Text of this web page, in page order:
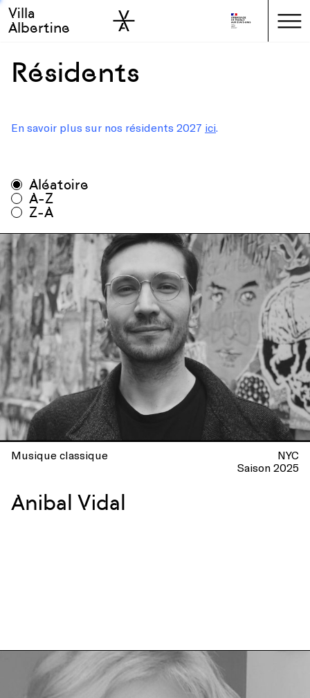
Skip to main
Skip to sidebar
Villa
Albertine
Résidents
En savoir plus sur nos résidents 2027 ici.
Toutes disciplines
Aléatoire
A-Z
Z-A
Musique classique
NYC
Saison 2025
Anibal Vidal